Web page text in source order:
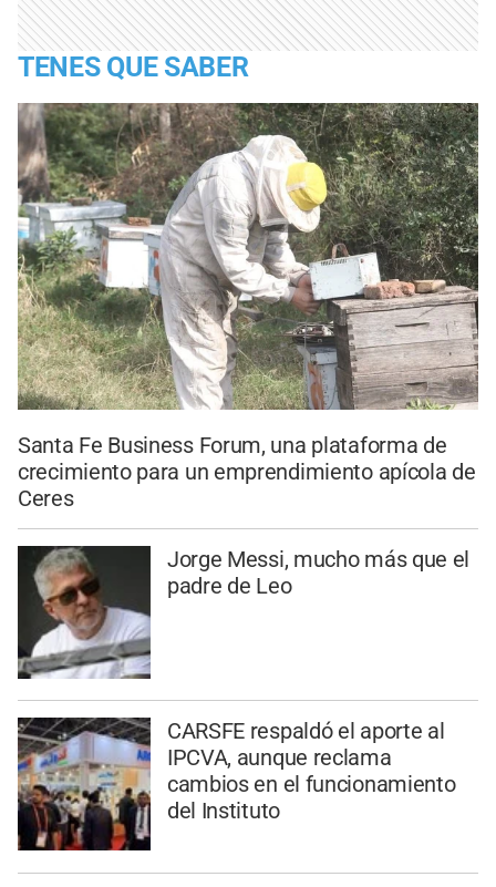
TENES QUE SABER
Santa Fe Business Forum, una plataforma de
crecimiento para un emprendimiento apícola de
Ceres
Jorge Messi, mucho más que el
padre de Leo
CARSFE respaldó el aporte al
IPCVA, aunque reclama
cambios en el funcionamiento
del Instituto